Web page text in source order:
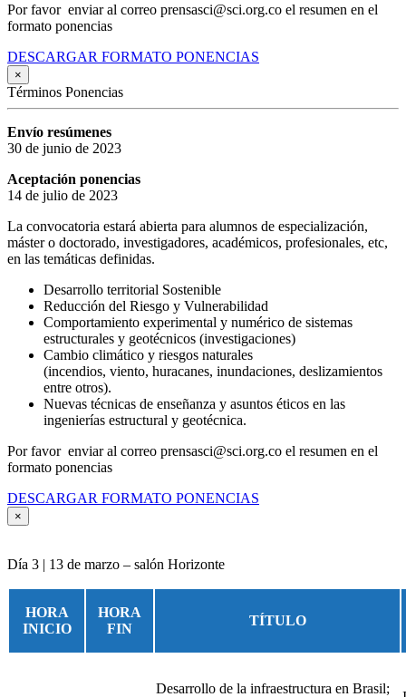
Por favor enviar al correo prensasci@sci.org.co el resumen en el
formato ponencias
DESCARGAR FORMATO PONENCIAS
×
Términos Ponencias
Envío resúmenes
30 de junio de 2023
Aceptación ponencias
14 de julio de 2023
La convocatoria estará abierta para alumnos de especialización,
máster o doctorado, investigadores, académicos, profesionales, etc,
en las temáticas definidas.
Desarrollo territorial Sostenible
Reducción del Riesgo y Vulnerabilidad
Comportamiento experimental y numérico de sistemas
estructurales y geotécnicos (investigaciones)
Cambio climático y riesgos naturales
(incendios, viento, huracanes, inundaciones, deslizamientos
entre otros).
Nuevas técnicas de enseñanza y asuntos éticos en las
ingenierías estructural y geotécnica.
Por favor enviar al correo prensasci@sci.org.co el resumen en el
formato ponencias
DESCARGAR FORMATO PONENCIAS
×
Día 3 | 13 de marzo – salón Horizonte
HORA
INICIO
HORA
FIN
TÍTULO
Desarrollo de la infraestructura en Brasil;